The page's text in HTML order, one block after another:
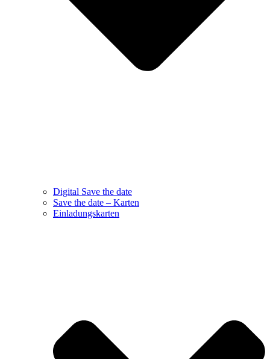
Digital Save the date
Save the date – Karten
Einladungskarten